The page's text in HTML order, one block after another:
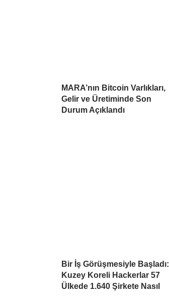
MARA’nın Bitcoin Varlıkları,
Gelir ve Üretiminde Son
Durum Açıklandı
Bir İş Görüşmesiyle Başladı:
Kuzey Koreli Hackerlar 57
Ülkede 1.640 Şirkete Nasıl